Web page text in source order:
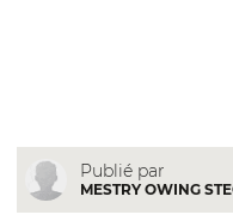
Publié par
MESTRY OWING